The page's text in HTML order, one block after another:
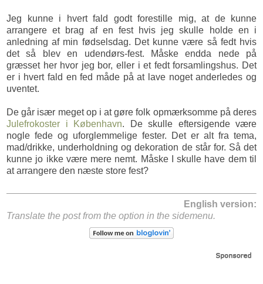
Jeg kunne i hvert fald godt forestille mig, at de kunne
arrangere et brag af en fest hvis jeg skulle holde en i
anledning af min fødselsdag. Det kunne være så fedt hvis
det så blev en udendørs-fest. Måske endda nede på
græsset her hvor jeg bor, eller i et fedt forsamlingshus. Det
er i hvert fald en fed måde på at lave noget anderledes og
uventet.
De går især meget op i at gøre folk opmærksomme på deres
Julefrokoster i København. De skulle eftersigende være
nogle fede og uforglemmelige fester. Det er alt fra tema,
mad/drikke, underholdning og dekoration de står for. Så det
kunne jo ikke være mere nemt. Måske I skulle have dem til
at arrangere den næste store fest?
English version:
Translate the post from the option in the sidemenu.